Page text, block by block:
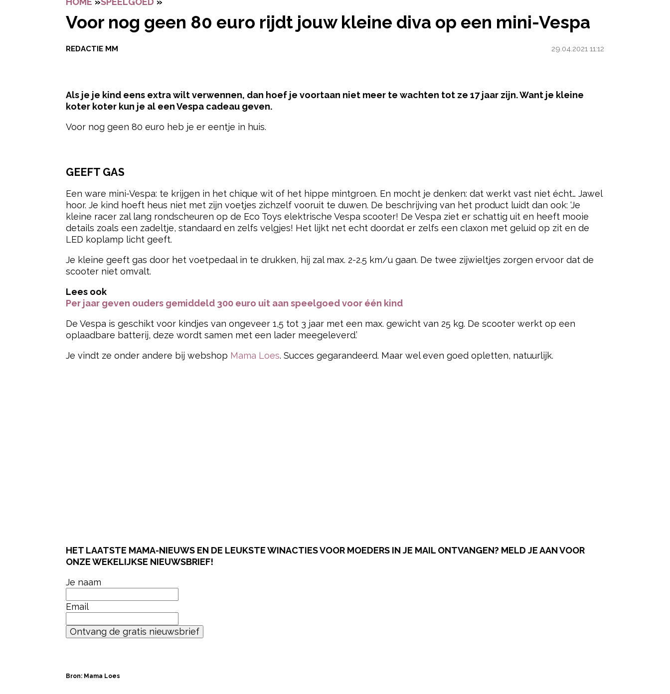
Voor nog geen 80 euro rijdt jouw kleine diva op een mini-Vespa
REDACTIE MM 29.04.2021 11:12
Als je je kind eens extra wilt verwennen, dan hoef je voortaan niet meer te wachten tot ze 17 jaar zijn. Want je kleine
koter koter kun je al een Vespa cadeau geven.
Voor nog geen 80 euro heb je er eentje in huis.
GEEFT GAS
Een ware mini-Vespa: te krijgen in het chique wit of het hippe mintgroen. En mocht je denken: dat werkt vast niet écht… Jawel
hoor. Je kind hoeft heus niet met zijn voetjes zichzelf vooruit te duwen. De beschrijving van het product luidt dan ook: ‘Je
kleine racer zal lang rondscheuren op de Eco Toys elektrische Vespa scooter! De Vespa ziet er schattig uit en heeft mooie
details zoals een zadeltje, standaard en zelfs velgjes! Het lijkt net echt doordat er zelfs een claxon met geluid op zit en de
LED koplamp licht geeft.
Je kleine geeft gas door het voetpedaal in te drukken, hij zal max. 2-2.5 km/u gaan. De twee zijwieltjes zorgen ervoor dat de
scooter niet omvalt.
Lees ook
Per jaar geven ouders gemiddeld 300 euro uit aan speelgoed voor één kind
De Vespa is geschikt voor kindjes van ongeveer 1,5 tot 3 jaar met een max. gewicht van 25 kg. De scooter werkt op een
oplaadbare batterij, deze wordt samen met een lader meegeleverd.’
Je vindt ze onder andere bij webshop Mama Loes. Succes gegarandeerd. Maar wel even goed opletten, natuurlijk.
HET LAATSTE MAMA-NIEUWS EN DE LEUKSTE WINACTIES VOOR MOEDERS IN JE MAIL ONTVANGEN? MELD JE AAN VOOR
ONZE WEKELIJKSE NIEUWSBRIEF!
Je naam
Email
Bron: Mama Loes